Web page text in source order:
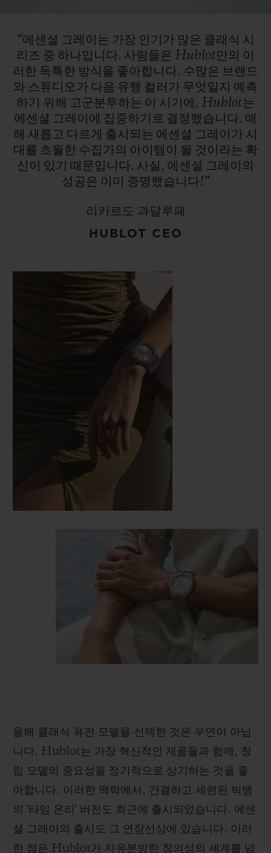
Video
“에센셜 그레이는 가장 인기가 많은 클래식 시
리즈 중 하나입니다. 사람들은 Hublot만의 이
러한 독특한 방식을 좋아합니다. 수많은 브랜드
와 스튜디오가 다음 유행 컬러가 무엇일지 예측
하기 위해 고군분투하는 이 시기에, Hublot는
에센셜 그레이에 집중하기로 결정했습니다. 매
해 새롭고 다르게 출시되는 에센셜 그레이가 시
대를 초월한 수집가의 아이템이 될 것이라는 확
신이 있기 때문입니다. 사실, 에센셜 그레이의
성공은 이미 증명했습니다!”
리카르도 과달루페
HUBLOT CEO
올해 클래식 퓨전 모델을 선택한 것은 우연이 아닙
니다. Hublot는 가장 혁신적인 제품들과 함께, 창
립 모델의 중요성을 정기적으로 상기하는 것을 좋
아합니다. 이러한 맥락에서, 간결하고 세련된 빅뱅
의 '타임 온리' 버전도 최근에 출시되었습니다. 에센
셜 그레이의 출시도 그 연장선상에 있습니다. 이러
한 점은 Hublot가 자유분방한 창의성의 세계를 넘